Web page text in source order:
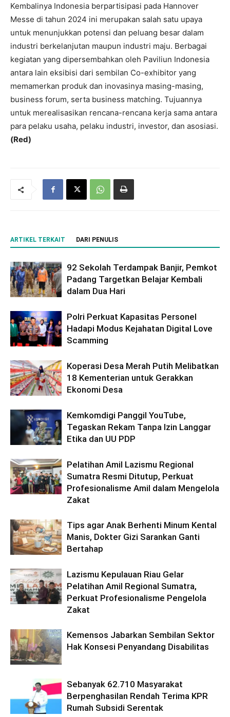
Kembalinya Indonesia berpartisipasi pada Hannover
Messe di tahun 2024 ini merupakan salah satu upaya
untuk menunjukkan potensi dan peluang besar dalam
industri berkelanjutan maupun industri maju. Berbagai
kegiatan yang dipersembahkan oleh Paviliun Indonesia
antara lain eksibisi dari sembilan Co-exhibitor yang
memamerkan produk dan inovasinya masing-masing,
business forum, serta business matching. Tujuannya
untuk merealisasikan rencana-rencana kerja sama antara
para pelaku usaha, pelaku industri, investor, dan asosiasi.
(Red)
ARTIKEL TERKAIT DARI PENULIS
92 Sekolah Terdampak Banjir, Pemkot
Padang Targetkan Belajar Kembali
dalam Dua Hari
Polri Perkuat Kapasitas Personel
Hadapi Modus Kejahatan Digital Love
Scamming
Koperasi Desa Merah Putih Melibatkan
18 Kementerian untuk Gerakkan
Ekonomi Desa
Kemkomdigi Panggil YouTube,
Tegaskan Rekam Tanpa Izin Langgar
Etika dan UU PDP
Pelatihan Amil Lazismu Regional
Sumatra Resmi Ditutup, Perkuat
Profesionalisme Amil dalam Mengelola
Zakat
Tips agar Anak Berhenti Minum Kental
Manis, Dokter Gizi Sarankan Ganti
Bertahap
Lazismu Kepulauan Riau Gelar
Pelatihan Amil Regional Sumatra,
Perkuat Profesionalisme Pengelola
Zakat
Kemensos Jabarkan Sembilan Sektor
Hak Konsesi Penyandang Disabilitas
Sebanyak 62.710 Masyarakat
Berpenghasilan Rendah Terima KPR
Rumah Subsidi Serentak